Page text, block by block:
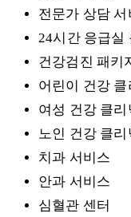
전문가 상담 서
24시간 응급실
건강검진 패키
어린이 건강 클
여성 건강 클리
노인 건강 클리
치과 서비스
안과 서비스
심혈관 센터